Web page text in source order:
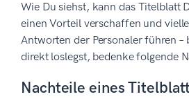
Wie Du siehst, kann das Titelblatt
einen Vorteil verschaffen und
Antworten der Personaler führen –
direkt loslegst, bedenke folgende
Nachteile eines